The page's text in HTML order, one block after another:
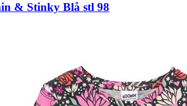
& Stinky Blå stl 98